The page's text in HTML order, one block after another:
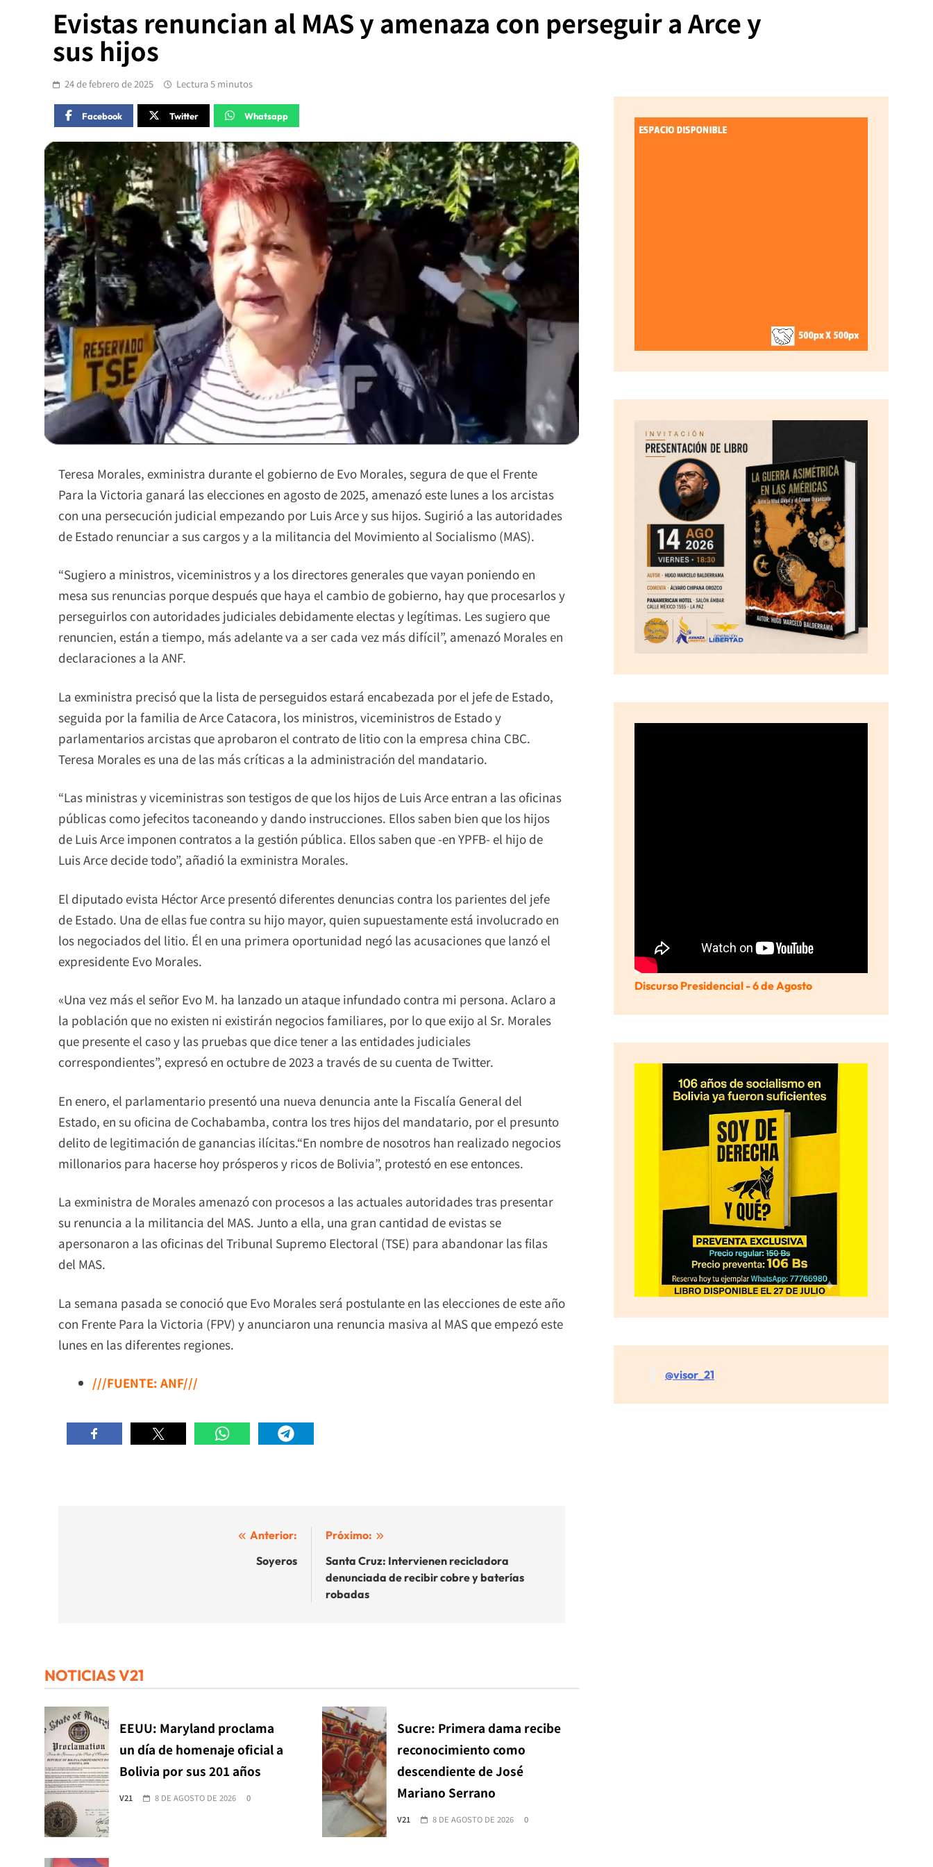
Evistas renuncian al MAS y amenaza con perseguir a Arce y
sus hijos
24 de febrero de 2025 Lectura 5 minutos
Facebook Twitter Whatsapp
Teresa Morales, exministra durante el gobierno de Evo Morales, segura de que el Frente
Para la Victoria ganará las elecciones en agosto de 2025, amenazó este lunes a los arcistas
con una persecución judicial empezando por Luis Arce y sus hijos. Sugirió a las autoridades
de Estado renunciar a sus cargos y a la militancia del Movimiento al Socialismo (MAS).
“Sugiero a ministros, viceministros y a los directores generales que vayan poniendo en
mesa sus renuncias porque después que haya el cambio de gobierno, hay que procesarlos y
perseguirlos con autoridades judiciales debidamente electas y legítimas. Les sugiero que
renuncien, están a tiempo, más adelante va a ser cada vez más difícil”, amenazó Morales en
declaraciones a la ANF.
La exministra precisó que la lista de perseguidos estará encabezada por el jefe de Estado,
seguida por la familia de Arce Catacora, los ministros, viceministros de Estado y
parlamentarios arcistas que aprobaron el contrato de litio con la empresa china CBC.
Teresa Morales es una de las más críticas a la administración del mandatario.
“Las ministras y viceministras son testigos de que los hijos de Luis Arce entran a las oficinas
públicas como jefecitos taconeando y dando instrucciones. Ellos saben bien que los hijos
de Luis Arce imponen contratos a la gestión pública. Ellos saben que -en YPFB- el hijo de
Luis Arce decide todo”, añadió la exministra Morales.
El diputado evista Héctor Arce presentó diferentes denuncias contra los parientes del jefe
de Estado. Una de ellas fue contra su hijo mayor, quien supuestamente está involucrado en
los negociados del litio. Él en una primera oportunidad negó las acusaciones que lanzó el
expresidente Evo Morales.
«Una vez más el señor Evo M. ha lanzado un ataque infundado contra mi persona. Aclaro a
la población que no existen ni existirán negocios familiares, por lo que exijo al Sr. Morales
que presente el caso y las pruebas que dice tener a las entidades judiciales
correspondientes”, expresó en octubre de 2023 a través de su cuenta de Twitter.
En enero, el parlamentario presentó una nueva denuncia ante la Fiscalía General del
Estado, en su oficina de Cochabamba, contra los tres hijos del mandatario, por el presunto
delito de legitimación de ganancias ilícitas.“En nombre de nosotros han realizado negocios
millonarios para hacerse hoy prósperos y ricos de Bolivia”, protestó en ese entonces.
La exministra de Morales amenazó con procesos a las actuales autoridades tras presentar
su renuncia a la militancia del MAS. Junto a ella, una gran cantidad de evistas se
apersonaron a las oficinas del Tribunal Supremo Electoral (TSE) para abandonar las filas
del MAS.
La semana pasada se conoció que Evo Morales será postulante en las elecciones de este año
con Frente Para la Victoria (FPV) y anunciaron una renuncia masiva al MAS que empezó este
lunes en las diferentes regiones.
///FUENTE: ANF///
Anterior:
Soyeros
Próximo:
Santa Cruz: Intervienen recicladora
denunciada de recibir cobre y baterías
robadas
NOTICIAS V21
EEUU: Maryland proclama
un día de homenaje oficial a
Bolivia por sus 201 años
V21 8 DE AGOSTO DE 2026 0
Sucre: Primera dama recibe
reconocimiento como
descendiente de José
Mariano Serrano
V21 8 DE AGOSTO DE 2026 0
Discurso Presidencial - 6 de Agosto
@visor_21